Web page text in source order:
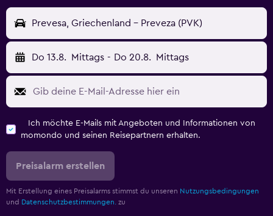
Prevesa, Griechenland - Preveza (PVK)
Do 13.8. Mittags - Do 20.8. Mittags
Ich möchte E-Mails mit Angeboten und Informationen von
momondo und seinen Reisepartnern erhalten.
Preisalarm erstellen
Mit Erstellung eines Preisalarms stimmst du unseren Nutzungsbedingungen
und Datenschutzbestimmungen. zu